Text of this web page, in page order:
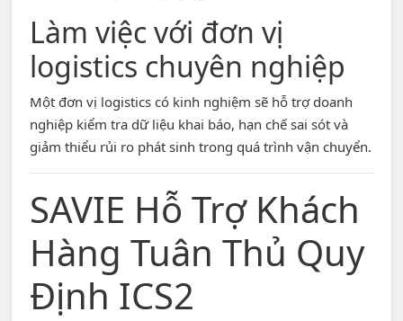
Làm việc với đơn vị
logistics chuyên nghiệp
Một đơn vị logistics có kinh nghiệm sẽ hỗ trợ doanh
nghiệp kiểm tra dữ liệu khai báo, hạn chế sai sót và
giảm thiểu rủi ro phát sinh trong quá trình vận chuyển.
SAVIE Hỗ Trợ Khách
Hàng Tuân Thủ Quy
Định ICS2